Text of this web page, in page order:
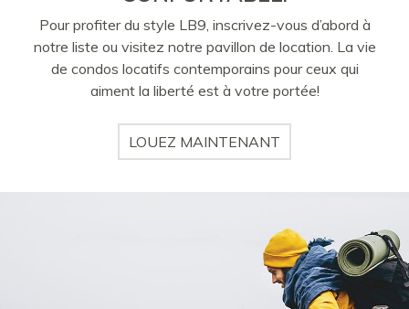
Pour profiter du style LB9, inscrivez-vous d’abord à
notre liste ou visitez notre pavillon de location. La vie
de condos locatifs contemporains pour ceux qui
aiment la liberté est à votre portée!
LOUEZ MAINTENANT